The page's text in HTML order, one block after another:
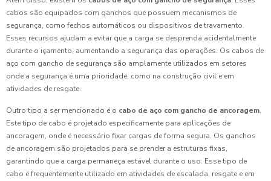
cabos são equipados com ganchos que possuem mecanismos de
segurança, como fechos automáticos ou dispositivos de travamento.
Esses recursos ajudam a evitar que a carga se desprenda acidentalmente
durante o içamento, aumentando a segurança das operações. Os cabos de
aço com gancho de segurança são amplamente utilizados em setores
onde a segurança é uma prioridade, como na construção civil e em
atividades de resgate.
Outro tipo a ser mencionado é o cabo de aço com gancho de ancoragem.
Este tipo de cabo é projetado especificamente para aplicações de
ancoragem, onde é necessário fixar cargas de forma segura. Os ganchos
de ancoragem são projetados para se prender a estruturas fixas,
garantindo que a carga permaneça estável durante o uso. Esse tipo de
cabo é frequentemente utilizado em atividades de escalada, resgate e em